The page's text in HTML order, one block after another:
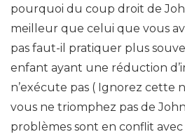
pourquoi du coup droit de
meilleur que celui que vous
pas faut-il pratiquer plus
enfant ayant une réduction
n’exécute pas ( Ignorez cette
vous ne triomphez pas de
problèmes sont en conflit